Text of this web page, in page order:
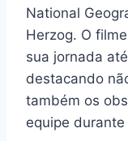
National
Herzog. O
sua jornada
destacando
também os
equipe